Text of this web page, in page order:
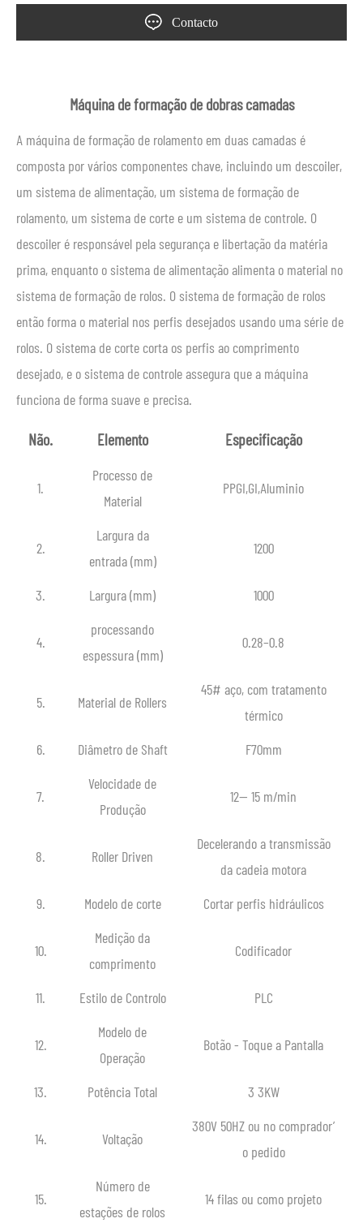
Contacto
Máquina de formação de dobras camadas
A máquina de formação de rolamento em duas camadas é
composta por vários componentes chave, incluindo um descoiler,
um sistema de alimentação, um sistema de formação de
rolamento, um sistema de corte e um sistema de controle. O
descoiler é responsável pela segurança e libertação da matéria
prima, enquanto o sistema de alimentação alimenta o material no
sistema de formação de rolos. O sistema de formação de rolos
então forma o material nos perfis desejados usando uma série de
rolos. O sistema de corte corta os perfis ao comprimento
desejado, e o sistema de controle assegura que a máquina
funciona de forma suave e precisa.
Não. Elemento Especificação
1.
Processo de
Material
PPGI,GI,Aluminio
2.
Largura da
entrada (mm)
1200
3. Largura (mm) 1000
4.
processando
espessura (mm)
0.28–0.8
5. Material de Rollers
45# aço, com tratamento
térmico
6.
Diâmetro de Shaft F70mm
7.
Velocidade de
Produção
12— 15 m/min
8. Roller Driven
Decelerando a transmissão
da cadeia motora
9.
Modelo de corte Cortar perfis hidráulicos
10.
Medição da
comprimento
Codificador
11. Estilo de Controlo PLC
12.
Modelo de
Operação
Botão - Toque a Pantalla
13. Potência Total 3 3KW
14. Voltação
380V 50HZ ou no comprador’
o pedido
15.
Número de
estações de rolos
14 filas ou como projeto